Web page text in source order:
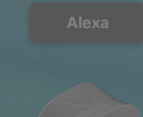
Alexa